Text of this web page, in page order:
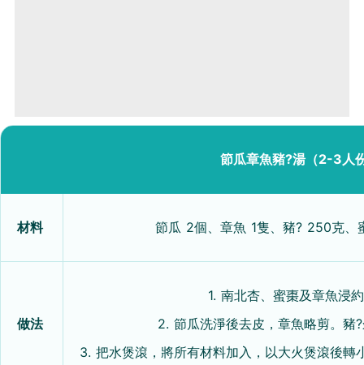
節瓜章魚豬?湯（2-3人
材料 節瓜 2個、章魚 1隻、豬? 250克
做法
1. 南北杏、蜜棗及章魚浸
2. 節瓜洗淨後去皮，章魚略剪。豬
3. 把水煲滾，將所有材料加入，以大火煲滾後